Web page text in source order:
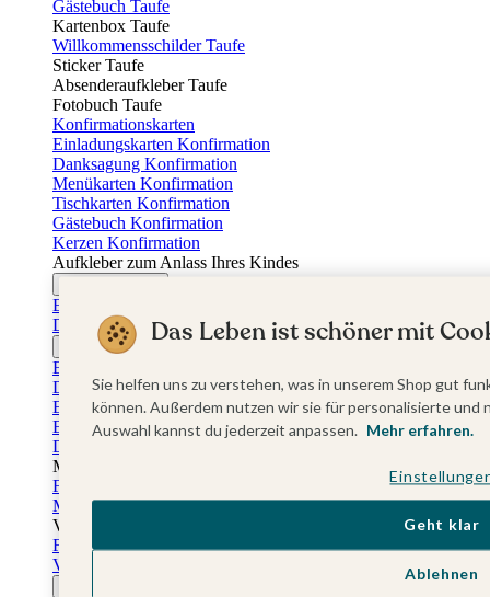
Gästebuch Taufe
Kartenbox Taufe
Willkommensschilder Taufe
Sticker Taufe
Absenderaufkleber Taufe
Fotobuch Taufe
Konfirmationskarten
Einladungskarten Konfirmation
Danksagung Konfirmation
Menükarten Konfirmation
Tischkarten Konfirmation
Gästebuch Konfirmation
Kerzen Konfirmation
Aufkleber zum Anlass Ihres Kindes
Einladungskarten Firmung
Dankeskarten Firmung
Jugendweihekarten
Einladungskarten Jugendweihe
Dankeskarten Jugendweihe
Einschulungskarten
Einladungskarten Einschulung
Danksagung Einschulung
Muttertag
Fotogeschenke Muttertag
Muttertagskarten
Vatertag
Fotogeschenke Vatertag
Vatertagskarten
Das Leben ist schöner mit
Sie helfen uns zu verstehen, was in unserem Shop gut
können. Außerdem nutzen wir sie für personalisierte
Auswahl kannst du jederzeit anpassen. Mehr erfahren.
Ablehnen
Geht klar